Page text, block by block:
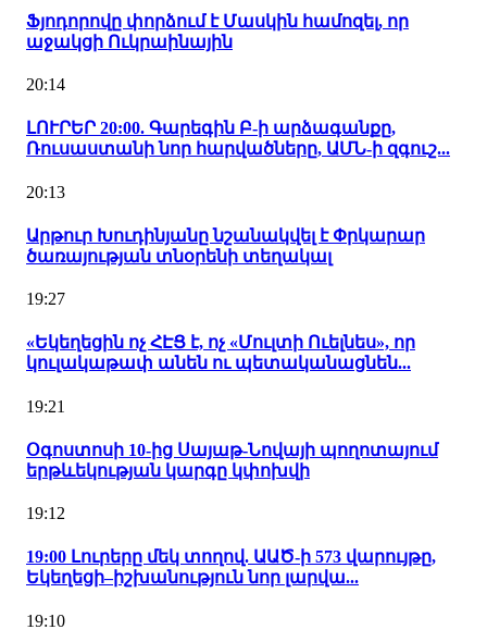
Ֆյոդորովը փորձում է Մասկին համոզել, որ
աջակցի Ուկրաինային
20:14
ԼՈՒՐԵՐ 20:00. Գարեգին Բ-ի արձագանքը,
Ռուսաստանի նոր հարվածները, ԱՄՆ-ի զգուշ...
20:13
Արթուր Խուդինյանը նշանակվել է Փրկարար
ծառայության տնօրենի տեղակալ
19:27
«Եկեղեցին ոչ ՀԷՑ է, ոչ «Մուլտի Ուելնես», որ
կուլակաթափ անեն ու պետականացնեն...
19:21
Օգոստոսի 10-ից Սայաթ-Նովայի պողոտայում
երթևեկության կարգը կփոխվի
19:12
19:00 Լուրերը մեկ տողով. ԱԱԾ-ի 573 վարույթը,
Եկեղեցի–իշխանություն նոր լարվա...
19:10